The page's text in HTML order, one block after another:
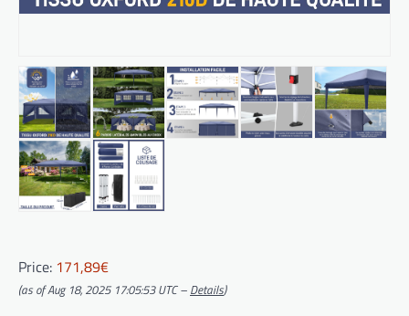
Price: 171,89€
(as of Aug 18, 2025 17:05:53 UTC – Details)